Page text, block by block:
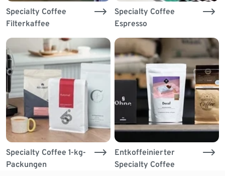
Specialty Coffee
Filterkaffee
Specialty Coffee
Espresso
Specialty Coffee 1-kg-
Packungen
Entkoffeinierter
Specialty Coffee